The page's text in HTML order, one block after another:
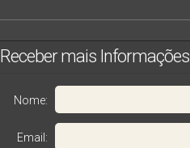
Receber mais Informações
Nome:
Email: